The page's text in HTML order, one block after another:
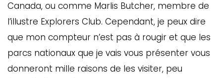
Canada, ou comme Marlis Butcher, membre de
l’illustre Explorers Club. Cependant, je peux dire
que mon compteur n’est pas à rougir et que les
parcs nationaux que je vais vous présenter vous
donneront mille raisons de les visiter, peu